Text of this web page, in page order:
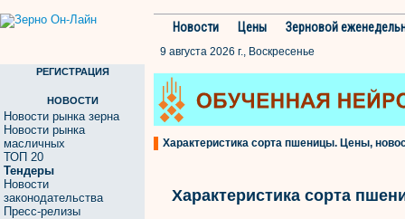
Новости Цены Зерновой
9 августа 2026 г., Воскресенье
РЕГИСТРАЦИЯ
НОВОСТИ
Новости рынка зерна
Новости рынка
масличных
ТОП 20
Тендеры
Новости
законодательства
Пресс-релизы
Характеристика сорта пшеницы. Цены,
Характеристика сорта